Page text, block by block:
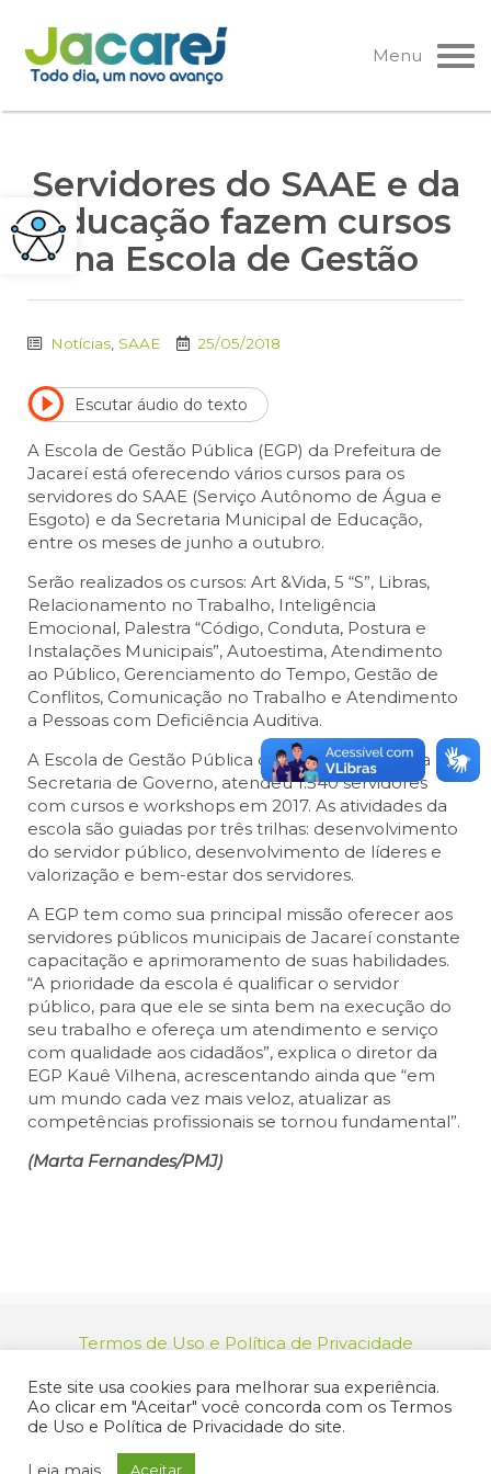
Pular
para
o
Menu
Servidores do SAAE e da
Educação fazem cursos
na Escola de Gestão
Notícias SAAE 25/05/2018
Escutar áudio do texto
A Escola de Gestão Pública (EGP) da Prefeitura de
Jacareí está oferecendo vários cursos para os
servidores do SAAE (Serviço Autônomo de Água e
Esgoto) e da Secretaria Municipal de Educação,
entre os meses de junho a outubro.
Serão realizados os cursos: Art &Vida, 5 “S”, Libras,
Relacionamento no Trabalho, Inteligência
Emocional, Palestra “Código, Conduta, Postura e
Instalações Municipais”, Autoestima, Atendimento
ao Público, Gerenciamento do Tempo, Gestão de
Conflitos, Comunicação no Trabalho e Atendimento
a Pessoas com Deficiência Auditiva.
A Escola de Gestão Pública de Jacareí, vinculada a
Secretaria de Governo, atendeu 1.540 servidores
com cursos e workshops em 2017. As atividades da
escola são guiadas por três trilhas: desenvolvimento
do servidor público, desenvolvimento de líderes e
valorização e bem-estar dos servidores.
A EGP tem como sua principal missão oferecer aos
servidores públicos municipais de Jacareí constante
capacitação e aprimoramento de suas habilidades.
“A prioridade da escola é qualificar o servidor
público, para que ele se sinta bem na execução do
seu trabalho e ofereça um atendimento e serviço
com qualidade aos cidadãos”, explica o diretor da
EGP Kauê Vilhena, acrescentando ainda que “em
um mundo cada vez mais veloz, atualizar as
competências profissionais se tornou fundamental”.
(Marta Fernandes/PMJ)
Termos de Uso e Política de Privacidade
46.694.139/0001-83 | (12) 3955-9000
Endereço: Praça dos Três Poderes, 73 - Centro -
Jacareí/SP - CEP 12327-170
Este site usa cookies para melhorar sua experiência.
Ao clicar em "Aceitar" você concorda com os Termos
de Uso e Política de Privacidade do site.
Aceitar